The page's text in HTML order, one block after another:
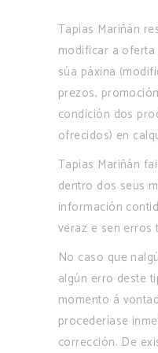
Tapias Mariñán
modificar a
súa páxina
prezos,
condición dos
ofrecidos) en
Tapias Mariñán
dentro dos seus
información
veraz e sen erros
No caso que
algún erro deste
momento á
procederíase
corrección. De